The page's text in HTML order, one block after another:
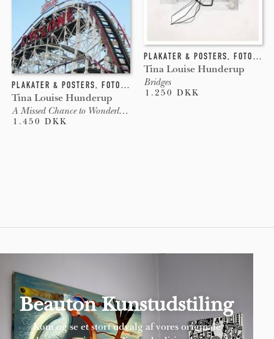
PLAKATER & POSTERS, FOTOGRAFI
Tina Louise Hunderup
Bridges
1.250 DKK
PLAKATER & POSTERS, FOTOGRAFI
Tina Louise Hunderup
A Missed Chance to Wonderland, Cyclone
1.450 DKK
Beauton Kunstudstiling
Kom og se et stort udvalg af vores originale